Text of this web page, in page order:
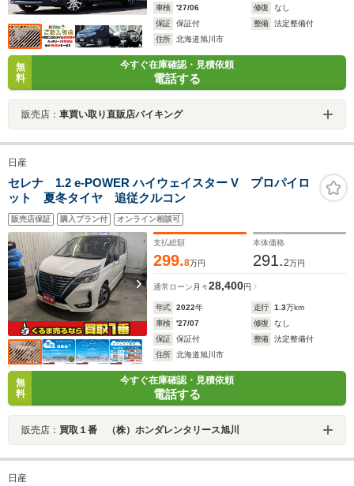
車検 '27/06 修復
なし
保証
保証付 整備
法定整備付
住所
北海道旭川市
無
料
今すぐ在庫確認・見積依頼
電話する
販売店： 車買い取り直販店バイキング
日産
セレナ 1.2 e-POWER ハイウェイスター V プロパイロ
ット 夏冬タイヤ 追従クルコン
販売店保証 購入プラン付 オンライン相談可
支払総額
299.8万円
本体価格
291.2万円
通常ローン 月々28,400円
年式 2022年 走行 1.3万km
車検
'27/07 修復
なし
保証
保証付 整備
法定整備付
住所
北海道旭川市
無
料
今すぐ在庫確認・見積依頼
電話する
販売店： 買取１番 （株）ホンダレンタリース旭川
日産